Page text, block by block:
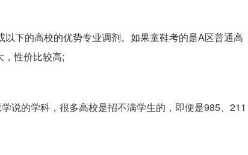
下的高校的优势专业调剂。如果童鞋考的是A区普通高
性价比较高;
说的学科，很多高校是招不满学生的，即便是985、211